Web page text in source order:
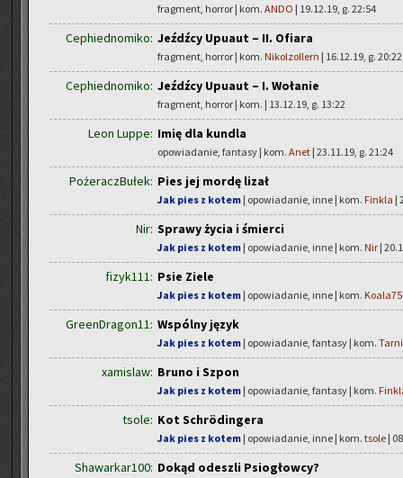
fragment, horror | kom. ANDO | 19.12.19, g. 22:54
Cephiednomiko: Jeźdźcy Upuaut – II. Ofiara
fragment, horror | kom. Nikolzollern | 16.12.19, g. 20:22
Cephiednomiko: Jeźdźcy Upuaut – I. Wołanie
fragment, horror | kom. | 13.12.19, g. 13:22
Leon Luppe: Imię dla kundla
opowiadanie, fantasy | kom. Anet | 23.11.19, g. 21:24
PożeraczBułek: Pies jej mordę lizał
Jak pies z kotem | opowiadanie, inne | kom. Finkla |
Nir: Sprawy życia i śmierci
Jak pies z kotem | opowiadanie, inne | kom. Nir |
fizyk111: Psie Ziele
Jak pies z kotem | opowiadanie, inne | kom. Koala75
GreenDragon11: Wspólny język
Jak pies z kotem | opowiadanie, fantasy | kom.
xamislaw: Bruno i Szpon
Jak pies z kotem | opowiadanie, fantasy | kom.
tsole: Kot Schrödingera
Jak pies z kotem | opowiadanie, inne | kom. tsole |
Shawarkar100: Dokąd odeszli Psiogłowcy?